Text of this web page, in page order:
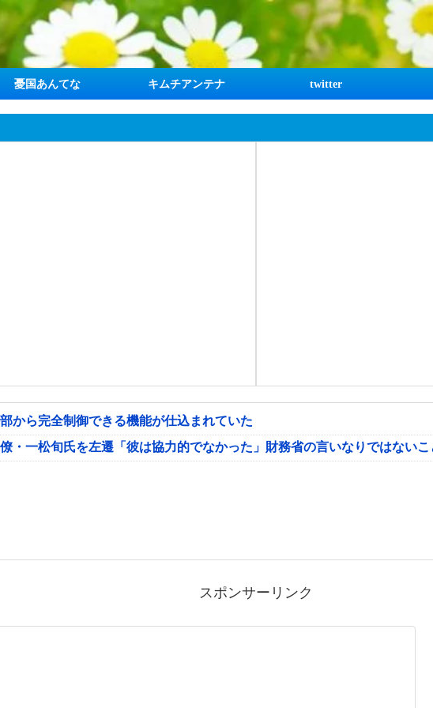
憂国あんてな キムチアンテナ twitter
から完全制御できる機能が仕込まれていた
・一松旬氏を左遷「彼は協力的でなかった」財務省の言いなりではない
スポンサーリンク